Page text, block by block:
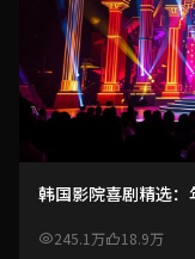
韩国影院喜剧精选
245.1万 18.9万